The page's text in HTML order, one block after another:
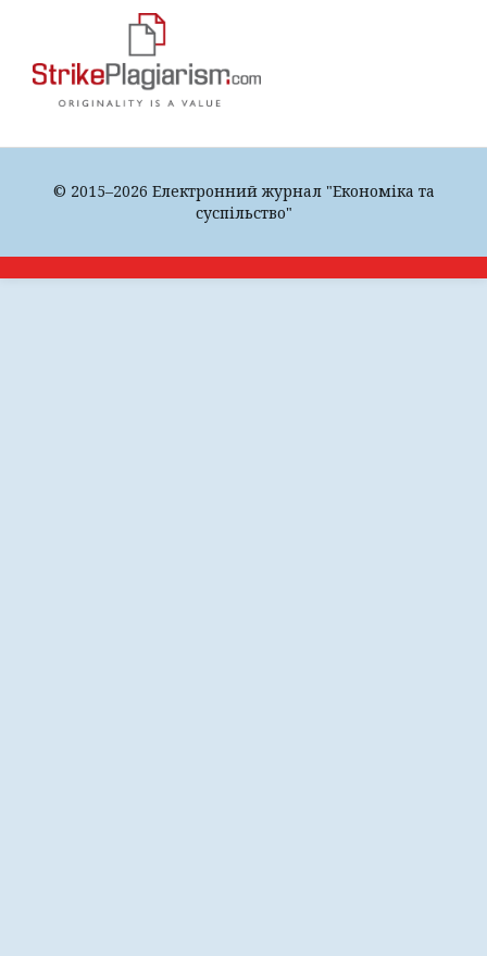
© 2015–2026 Електронний журнал "Економіка та
суспільство"